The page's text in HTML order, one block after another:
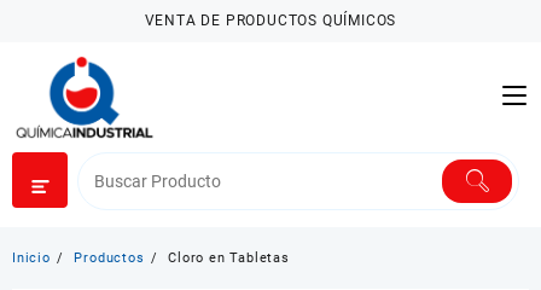
contenido
VENTA DE PRODUCTOS QUÍMICOS
Inicio Productos Cloro en Tabletas